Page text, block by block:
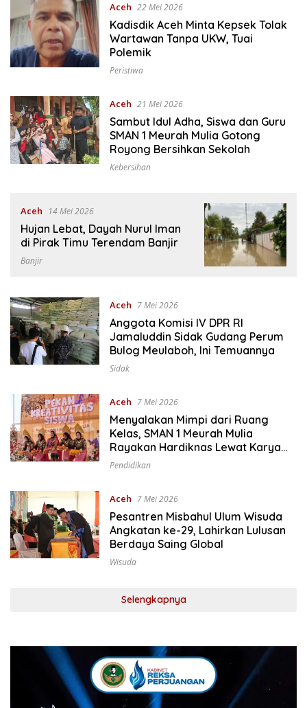
Aceh 22 Mei 2026
Kadisdik Aceh Minta Kepsek Tolak
Wartawan Tanpa UKW, Tuai
Polemik
Peristiwa
Aceh 21 Mei 2026
Sambut Idul Adha, Siswa dan Guru
SMAN 1 Meurah Mulia Gotong
Royong Bersihkan Sekolah
Kebersihan
Aceh 14 Mei 2026
Hujan Lebat, Dayah Nurul Iman
di Pirak Timu Terendam Banjir
Banjir
Aceh 7 Mei 2026
Anggota Komisi IV DPR RI
Jamaluddin Sidak Gudang Perum
Bulog Meulaboh, Ini Temuannya
Sidak
Aceh 7 Mei 2026
Menyalakan Mimpi dari Ruang
Kelas, SMAN 1 Meurah Mulia
Rayakan Hardiknas Lewat Karya
Siswa
Pendidikan
Aceh 7 Mei 2026
Pesantren Misbahul Ulum Wisuda
Angkatan ke-29, Lahirkan Lulusan
Berdaya Saing Global
Wisuda
Selengkapnya